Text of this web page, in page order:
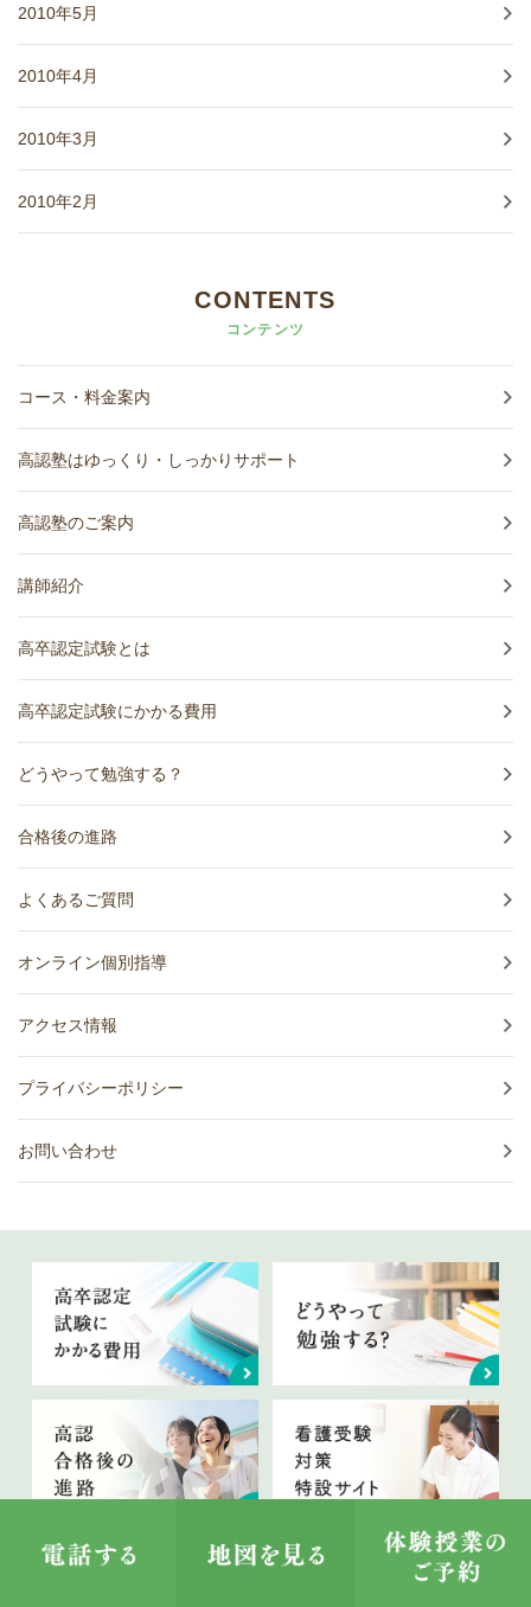
2010年5月
2010年4月
2010年3月
2010年2月
CONTENTS
コンテンツ
コース・料金案内
高認塾はゆっくり・しっかりサポート
高認塾のご案内
講師紹介
高卒認定試験とは
高卒認定試験にかかる費用
どうやって勉強する？
合格後の進路
よくあるご質問
オンライン個別指導
アクセス情報
プライバシーポリシー
お問い合わせ